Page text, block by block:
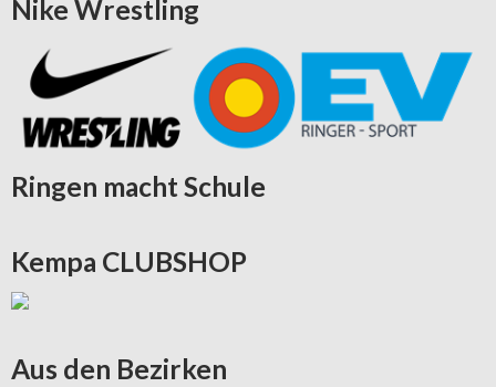
Nike Wrestling
Ringen macht Schule
Kempa CLUBSHOP
Aus den Bezirken